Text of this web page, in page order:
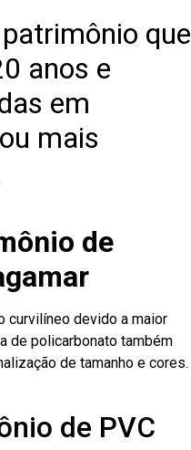
que
anos e
em
mais
de
curvilíneo devido a maior
de policarbonato também
de tamanho e cores.
de PVC